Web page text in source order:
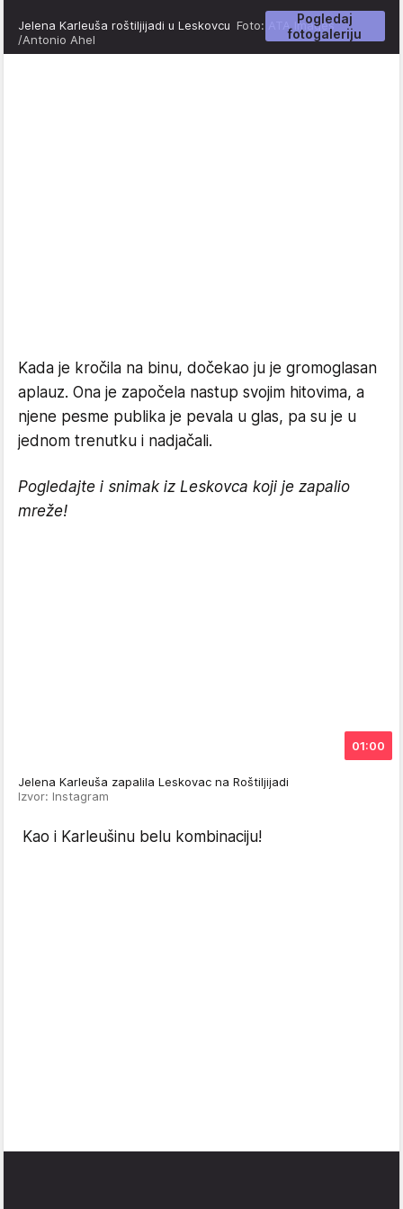
Pogledaj
fotogaleriju
Jelena Karleuša roštiljijadi u Leskovcu Foto: ATA Images
/Antonio Ahel
Kada je kročila na binu, dočekao ju je gromoglasan
aplauz. Ona je započela nastup svojim hitovima, a
njene pesme publika je pevala u glas, pa su je u
jednom trenutku i nadjačali.
Pogledajte i snimak iz Leskovca koji je zapalio
mreže!
01:00
Jelena Karleuša zapalila Leskovac na Roštiljijadi
Izvor: Instagram
Kao i Karleušinu belu kombinaciju!